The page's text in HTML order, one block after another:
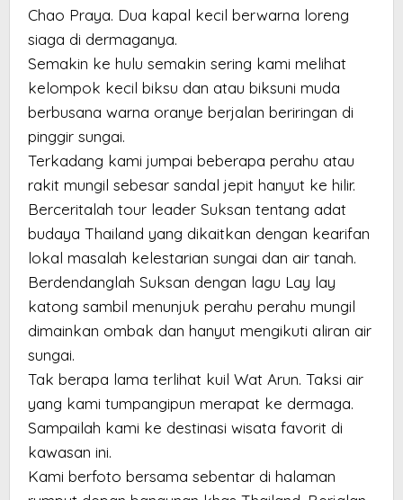
Chao Praya. Dua kapal kecil berwarna loreng
siaga di dermaganya.
Semakin ke hulu semakin sering kami melihat
kelompok kecil biksu dan atau biksuni muda
berbusana warna oranye berjalan beriringan di
pinggir sungai.
Terkadang kami jumpai beberapa perahu atau
rakit mungil sebesar sandal jepit hanyut ke hilir.
Berceritalah tour leader Suksan tentang adat
budaya Thailand yang dikaitkan dengan kearifan
lokal masalah kelestarian sungai dan air tanah.
Berdendanglah Suksan dengan lagu Lay lay
katong sambil menunjuk perahu perahu mungil
dimainkan ombak dan hanyut mengikuti aliran air
sungai.
Tak berapa lama terlihat kuil Wat Arun. Taksi air
yang kami tumpangipun merapat ke dermaga.
Sampailah kami ke destinasi wisata favorit di
kawasan ini.
Kami berfoto bersama sebentar di halaman